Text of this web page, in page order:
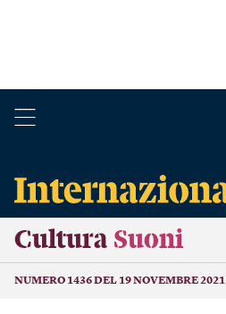
Cultura Suoni
NUMERO 1436 DEL 19 NOVEMBRE 2021